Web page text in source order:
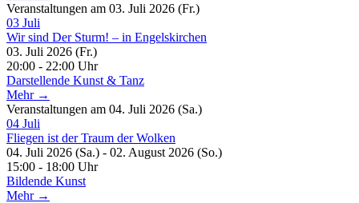
Veranstaltungen am 03. Juli 2026 (Fr.)
03 Juli
Wir sind Der Sturm! – in Engelskirchen
03. Juli 2026 (Fr.)
20:00 - 22:00 Uhr
Darstellende Kunst & Tanz
Mehr →
Veranstaltungen am 04. Juli 2026 (Sa.)
04 Juli
Fliegen ist der Traum der Wolken
04. Juli 2026 (Sa.) - 02. August 2026 (So.)
15:00 - 18:00 Uhr
Bildende Kunst
Mehr →